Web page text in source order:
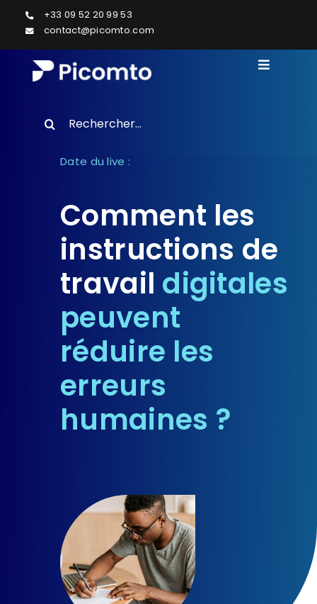
Passer
contenu
+33 09 52 20 99 53
contact@picomto.com
Toggle
À Propos
Demander une démo
Search
Date du live :
Comment les
instructions de
travail digitales
peuvent
réduire les
erreurs
humaines ?